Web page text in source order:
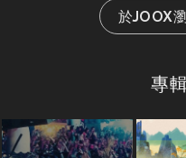
於JOOX
專